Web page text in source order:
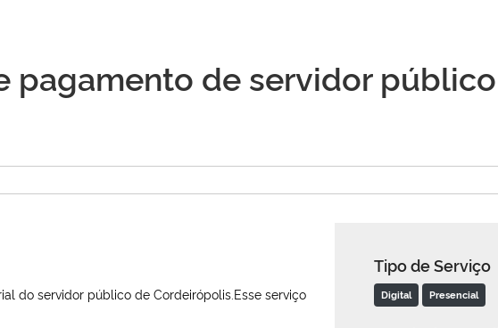
pagamento de servidor público
do servidor público de Cordeirópolis.Esse serviço
Tipo de Serviço
Digital Presencial